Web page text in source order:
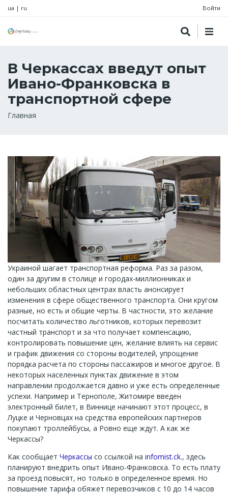
ua | ru Войти
В Черкассах введут опыт
Ивано-Франковска в
транспортной сфере
Строка
Главная
Украиной шагает транспортная реформа. Раз за разом,
один за другим в столице и городах-миллионниках и
небольших областных центрах власть анонсирует
изменения в сфере общественного транспорта. Они кругом
разные, но есть и общие черты. В частности, это желание
посчитать количество льготников, которых перевозит
частный транспорт и за что получает компенсацию,
контролировать повышение цен, желание влиять на сервис
и график движения со стороны водителей, упрощение
порядка расчета по стороны пассажиров и многое другое. В
некоторых населенных пунктах движение в этом
направлении продолжается давно и уже есть определенные
успехи. Например и Тернополе, Житомире введен
электронный билет, в Виннице начинают этот процесс, в
Луцке и Черновцах на средства европейских партнеров
покупают троллейбусы, а Ровно еще ждут. А как же
Черкассы?
Как сообщает Черкассы со ссылкой на infomist.ck., здесь
планируют внедрить опыт Ивано-Франковска. То есть плату
за проезд повысят, но только в определенное время. Но
повышение тарифа обяжет перевозчиков с 10 до 14 часов